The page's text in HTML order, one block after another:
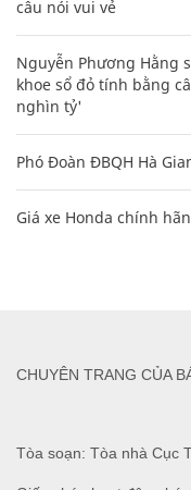
câu nói vui vẻ
Nguyễn Phương Hằng
khoe sổ đỏ tính bằng
nghìn tỷ'
Phó Đoàn ĐBQH Hà
Giá xe Honda chính
Tòa soạn: Tòa nhà Cục
CHUYÊN TRANG CỦA